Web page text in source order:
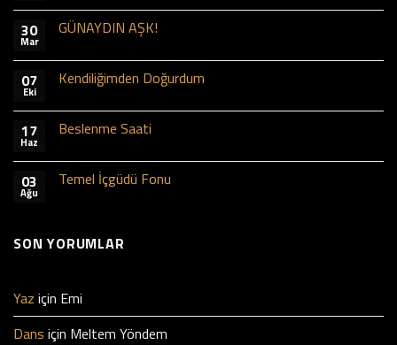
30
Mar
GÜNAYDIN AŞK!
07
Eki
Kendiliğimden Doğurdum
17
Haz
Beslenme Saati
03
Ağu
Temel İçgüdü Fonu
SON YORUMLAR
Yaz için Emi
Dans için Meltem Yöndem